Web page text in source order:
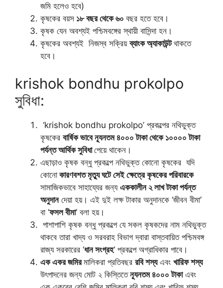
জমি হলেও হবে)
কৃষকের বয়স ১৮ বছর থেকে ৬০ বছর হতে হবে।
কৃষক যেন অবশ্যই পশ্চিমবঙ্গের স্থায়ী বাসিন্দা হন।
কৃষকের অবশ্যই নিজস্ব সক্রিয়ব্যাংক অ্যাকাউন্টথাকতে
হবে।
krishok bondhu prokolpo
সুবিধা:
‘krishok bondhu prokolpo’ প্রকল্পের নথিভুক্ত
কৃষকের বার্ষিক ভাবে ন্যূনতম ৪০০০ টাকা থেকে ১০০০০ টাকা
পর্যন্ত আর্থিক সুবিধাপেয়ে থাকেন।
এছাড়াও কৃষক বন্ধু প্রকল্পে নথিভুক্ত কোনো কৃষকের যদি
কোনোকারণবশত মৃত্যু ঘটে সেই ক্ষেত্রে কৃষকের পরিবারকে
সামাজিকভাবে সাহায্যের জন্য এককালীন ২ লাখ টাকা পর্যন্ত
অনুদানদেয়া হয়। এই দুই লক্ষ টাকার অনুদানকে ‘জীবন বীমা’
বা ‘ফসল বীমা‘ বলা হয়।
পাশাপাশি কৃষক বন্ধু প্রকল্পে যে সকল কৃষকদের নাম নথিভুক্ত
থাকবে তারা খাদ্য ও সরবরাহ বিভাগ দ্বারা বাস্তবায়িত পশ্চিমবঙ্গ
রাজ্য সরকারের ‘ধান সংগ্রহ‘ প্রকল্পে অগ্রাধিকার পাবে।
এক একর জমিরমালিকরা প্রতিবছর রবি শস্যএবং খারিফ শস্য
উৎপাদনের জন্য মোট ২ কিস্তিতেন্যূনতম ৪০০০ টাকাএবং